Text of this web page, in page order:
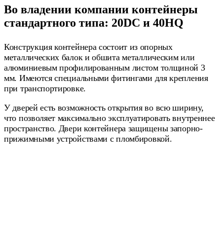
Во владении компании контейнеры
стандартного типа: 20DC и 40HQ
Конструкция контейнера состоит из опорных
металлических балок и обшита металлическим или
алюминиевым профилированным листом толщиной 3
мм. Имеются специальными фитингами для крепления
при транспортировке.
У дверей есть возможность открытия во всю ширину,
что позволяет максимально эксплуатировать внутреннее
пространство. Двери контейнера защищены запорно-
прижимными устройствами с пломбировкой.